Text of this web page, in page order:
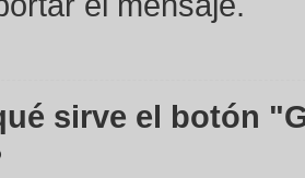
sirve el botón